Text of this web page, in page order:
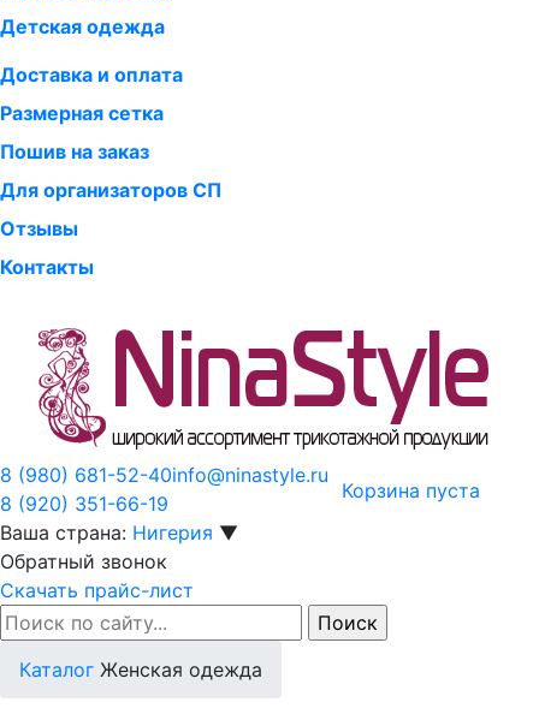
Детская одежда
Доставка и оплата
Размерная сетка
Пошив на заказ
Для организаторов СП
Отзывы
Контакты
8 (980) 681-52-40
8 (920) 351-66-19
info@ninastyle.ru
Корзина пуста
Ваша страна: Нигерия ▼
Обратный звонок
Скачать прайс-лист
Каталог Женская одежда